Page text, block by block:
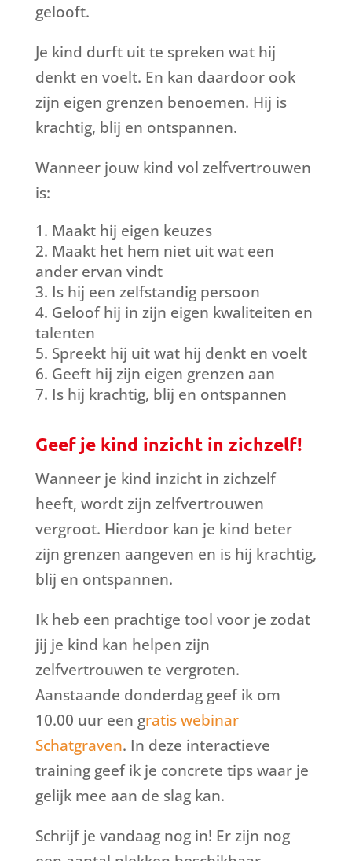
gelooft.
Je kind durft uit te spreken wat hij
denkt en voelt. En kan daardoor ook
zijn eigen grenzen benoemen. Hij is
krachtig, blij en ontspannen.
Wanneer jouw kind vol zelfvertrouwen
is:
Maakt hij eigen keuzes
Maakt het hem niet uit wat een
ander ervan vindt
Is hij een zelfstandig persoon
Geloof hij in zijn eigen kwaliteiten en
talenten
Spreekt hij uit wat hij denkt en voelt
Geeft hij zijn eigen grenzen aan
Is hij krachtig, blij en ontspannen
Geef je kind inzicht in zichzelf!
Wanneer je kind inzicht in zichzelf
heeft, wordt zijn zelfvertrouwen
vergroot. Hierdoor kan je kind beter
zijn grenzen aangeven en is hij krachtig,
blij en ontspannen.
Ik heb een prachtige tool voor je zodat
jij je kind kan helpen zijn
zelfvertrouwen te vergroten.
Aanstaande donderdag geef ik om
10.00 uur een gratis webinar
Schatgraven. In deze interactieve
training geef ik je concrete tips waar je
gelijk mee aan de slag kan.
Schrijf je vandaag nog in! Er zijn nog